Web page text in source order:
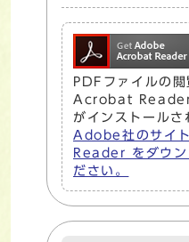
PDFファイルの
Acrobat Reader
がインストールさ
Adobe社のサイ
Reader をダウン
ださい。